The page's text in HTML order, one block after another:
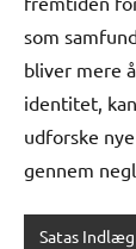
som
bliver mere
identitet,
udforske
gennem
Satas Indlæg